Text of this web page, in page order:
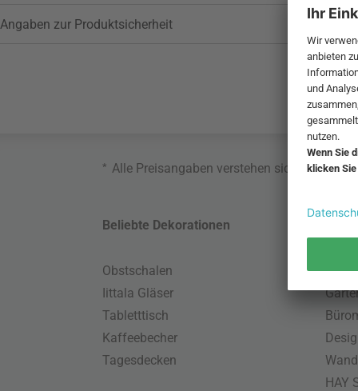
Angaben zur Produktsicherheit
* Alle Preisangaben verstehen sich inklusive
Beliebte Dekorationen
Obstschalen
Iittala Gläser
Tabletttisch
Kaffeebecher
Tagesdecken
HAY